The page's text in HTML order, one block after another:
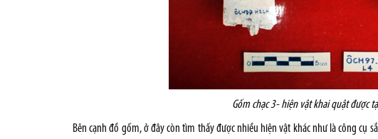
Gốm chạc 3- hiện vật khai quật được
Bên cạnh đồ gốm, ở đây còn tìm thấy được nhiều hiện vật khác như là công cụ